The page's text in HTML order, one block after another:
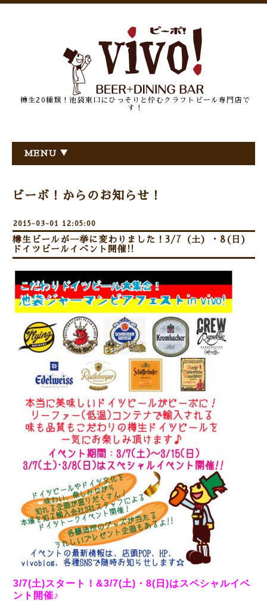
樽生20種類！池袋東口にひっそりと佇むクラフトビール専門店で
す！
MENU ▼
ビーボ！からのお知らせ！
2015-03-01 12:05:00
樽生ビールが一挙に変わりました！3/7（土）・8(日)
ドイツビールイベント開催!!
3/7(土)スタート！&3/7(土)・8(日)はスペシャルイベ
ント開催♪